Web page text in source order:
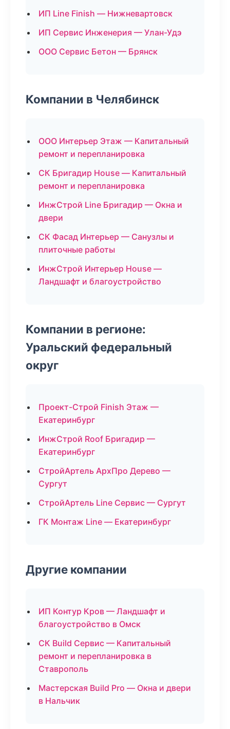
ИП Line Finish — Нижневартовск
ИП Сервис Инженерия — Улан-Удэ
ООО Сервис Бетон — Брянск
Компании в Челябинск
ООО Интерьер Этаж — Капитальный
ремонт и перепланировка
СК Бригадир House — Капитальный
ремонт и перепланировка
ИнжСтрой Line Бригадир — Окна и
двери
СК Фасад Интерьер — Санузлы и
плиточные работы
ИнжСтрой Интерьер House —
Ландшафт и благоустройство
Компании в регионе:
Уральский федеральный
округ
Проект-Строй Finish Этаж —
Екатеринбург
ИнжСтрой Roof Бригадир —
Екатеринбург
СтройАртель АрхПро Дерево —
Сургут
СтройАртель Line Сервис — Сургут
ГК Монтаж Line — Екатеринбург
Другие компании
ИП Контур Кров — Ландшафт и
благоустройство в Омск
СК Build Сервис — Капитальный
ремонт и перепланировка в
Ставрополь
Мастерская Build Pro — Окна и двери
в Нальчик